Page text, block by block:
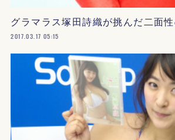
グラマラス塚田詩織が挑んだ二面
2017.03.17 05:15